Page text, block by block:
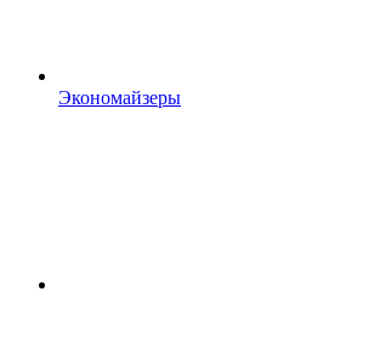
Экономайзеры